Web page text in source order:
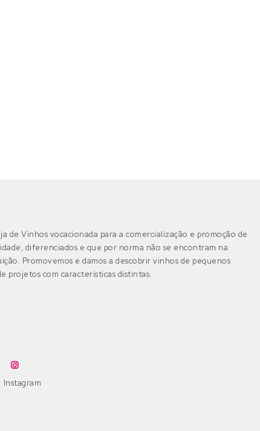
de Vinhos vocacionada para a comercialização e promoção de
diferenciados e que por norma não se encontram na
Promovemos e damos a descobrir vinhos de pequenos
projetos com características distintas.
Instagram